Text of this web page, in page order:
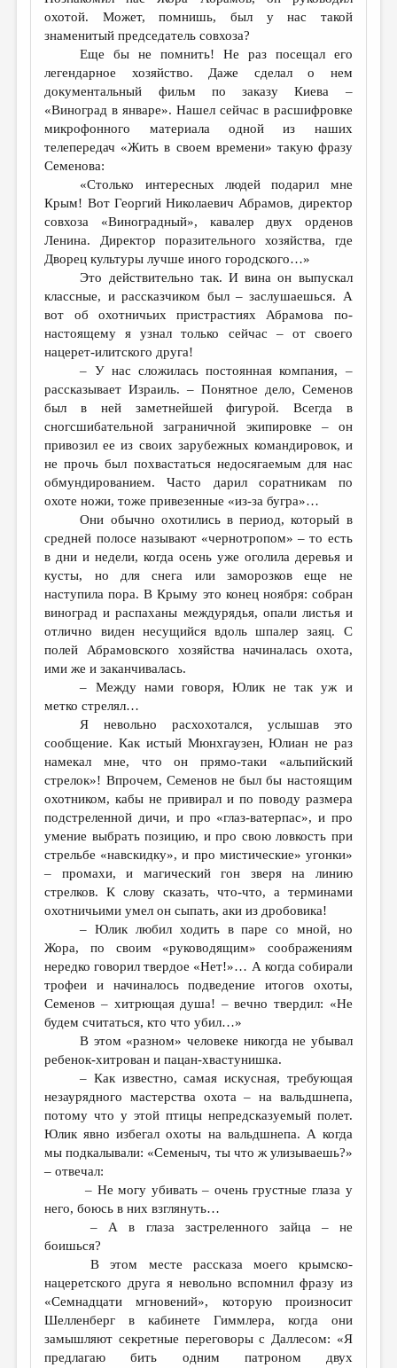
охотой. Может, помнишь, был у нас такой
знаменитый председатель совхоза?
Еще бы не помнить! Не раз посещал его
легендарное хозяйство. Даже сделал о нем
документальный фильм по заказу Киева –
«Виноград в январе». Нашел сейчас в расшифровке
микрофонного материала одной из наших
телепередач «Жить в своем времени» такую фразу
Семенова:
«Столько интересных людей подарил мне
Крым! Вот Георгий Николаевич Абрамов, директор
совхоза «Виноградный», кавалер двух орденов
Ленина. Директор поразительного хозяйства, где
Дворец культуры лучше иного городского…»
Это действительно так. И вина он выпускал
классные, и рассказчиком был – заслушаешься. А
вот об охотничьих пристрастиях Абрамова по-
настоящему я узнал только сейчас – от своего
нацерет-илитского друга!
– У нас сложилась постоянная компания, –
рассказывает Израиль. – Понятное дело, Семенов
был в ней заметнейшей фигурой. Всегда в
сногсшибательной заграничной экипировке – он
привозил ее из своих зарубежных командировок, и
не прочь был похвастаться недосягаемым для нас
обмундированием. Часто дарил соратникам по
охоте ножи, тоже привезенные «из-за бугра»…
Они обычно охотились в период, который в
средней полосе называют «чернотропом» – то есть
в дни и недели, когда осень уже оголила деревья и
кусты, но для снега или заморозков еще не
наступила пора. В Крыму это конец ноября: собран
виноград и распаханы междурядья, опали листья и
отлично виден несущийся вдоль шпалер заяц. С
полей Абрамовского хозяйства начиналась охота,
ими же и заканчивалась.
– Между нами говоря, Юлик не так уж и
метко стрелял…
Я невольно расхохотался, услышав это
сообщение. Как истый Мюнхгаузен, Юлиан не раз
намекал мне, что он прямо-таки «альпийский
стрелок»! Впрочем, Семенов не был бы настоящим
охотником, кабы не привирал и по поводу размера
подстреленной дичи, и про «глаз-ватерпас», и про
умение выбрать позицию, и про свою ловкость при
стрельбе «навскидку», и про мистические» угонки»
– промахи, и магический гон зверя на линию
стрелков. К слову сказать, что-что, а терминами
охотничьими умел он сыпать, аки из дробовика!
– Юлик любил ходить в паре со мной, но
Жора, по своим «руководящим» соображениям
нередко говорил твердое «Нет!»… А когда собирали
трофеи и начиналось подведение итогов охоты,
Семенов – хитрющая душа! – вечно твердил: «Не
будем считаться, кто что убил…»
В этом «разном» человеке никогда не убывал
ребенок-хитрован и пацан-хвастунишка.
– Как известно, самая искусная, требующая
незаурядного мастерства охота – на вальдшнепа,
потому что у этой птицы непредсказуемый полет.
Юлик явно избегал охоты на вальдшнепа. А когда
мы подкалывали: «Семеныч, ты что ж улизываешь?»
– отвечал:
– Не могу убивать – очень грустные глаза у
него, боюсь в них взглянуть…
– А в глаза застреленного зайца – не
боишься?
В этом месте рассказа моего крымско-
нацеретского друга я невольно вспомнил фразу из
«Семнадцати мгновений», которую произносит
Шелленберг в кабинете Гиммлера, когда они
замышляют секретные переговоры с Даллесом: «Я
предлагаю бить одним патроном двух